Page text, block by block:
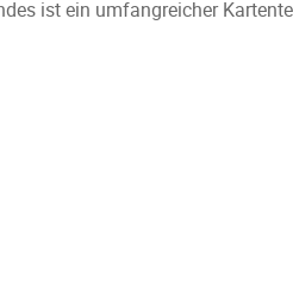
ist ein umfangreicher